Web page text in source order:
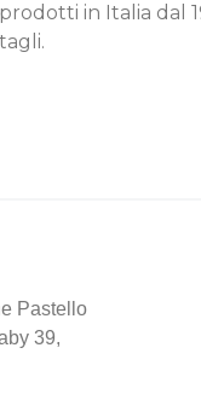
in Italia
Pastello
39,